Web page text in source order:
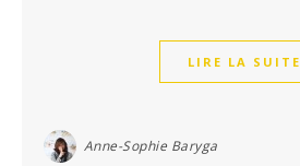
LIRE LA SUITE
Anne-Sophie Baryga